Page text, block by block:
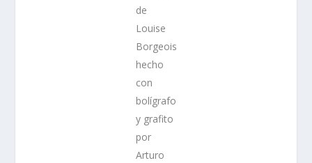
de
Louise
Borgeois
hecho
con
bolígrafo
y grafito
por
Arturo